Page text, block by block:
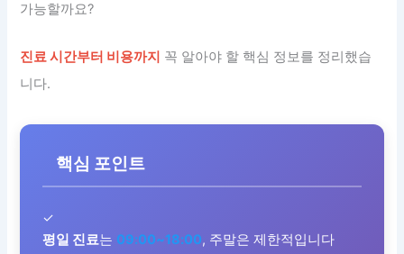
가능할까요?
진료 시간부터 비용까지 꼭 알아야 할 핵심 정보를 정리했습
니다.
핵심 포인트
✓
평일 진료는 09:00~18:00, 주말은 제한적입니다